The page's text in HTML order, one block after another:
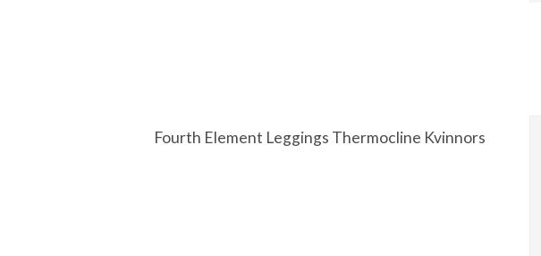
Fourth Element Leggings Thermocline Kvinnors